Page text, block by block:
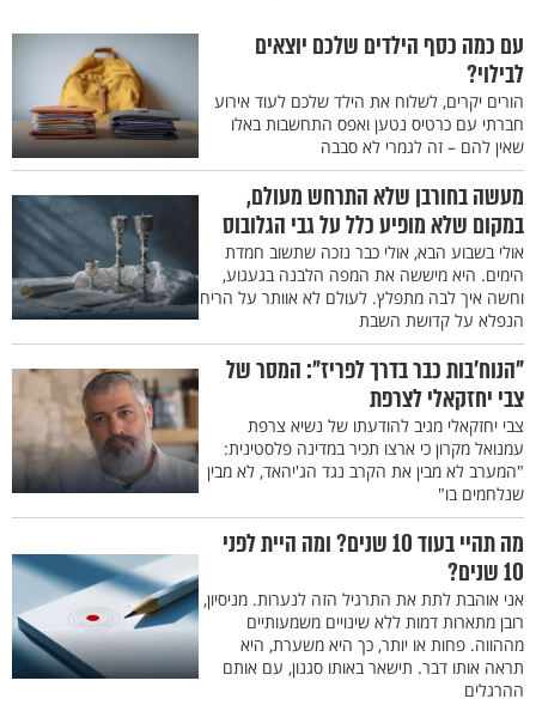
עם כמה כסף הילדים שלכם יוצאים
לבילוי?
הורים יקרים, לשלוח את הילד שלכם לעוד אירוע
חברתי עם כרטיס נטען ואפס התחשבות באלו
שאין להם – זה לגמרי לא סבבה
מעשה בחורבן שלא התרחש מעולם,
במקום שלא מופיע כלל על גבי הגלובוס
אולי בשבוע הבא, אולי כבר נזכה שתשוב חמדת
הימים. היא מיששה את המפה הלבנה בגעגוע,
וחשה איך לבה מתפלץ. לעולם לא אוותר על הריח
הנפלא על קדושת השבת
"הנוח'בות כבר בדרך לפריז": המסר של
צבי יחזקאלי לצרפת
צבי יחזקאלי מגיב להודעתו של נשיא צרפת
עמנואל מקרון כי ארצו תכיר במדינה פלסטינית:
"המערב לא מבין את הקרב נגד הג'יהאד, לא מבין
שנלחמים בו"
מה תהיי בעוד 10 שנים? ומה היית לפני
10 שנים?
אני אוהבת לתת את התרגיל הזה לנערות. מניסיון,
רובן מתארות דמות ללא שינויים משמעותיים
מההווה. פחות או יותר, כך היא משערת, היא
תראה אותו דבר. תישאר באותו סגנון, עם אותם
ההרגלים